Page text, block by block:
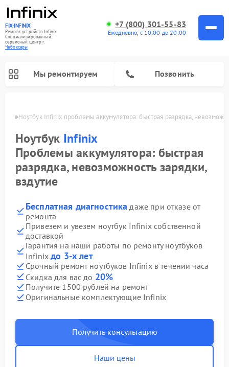
FIX-INFINIX
Ремонт устройств Infinix
Специализированный
cервисный центр г.
Чебоксары
+7 (800) 301-55-83
Ежедневно, с 10:00 до 20:00
Мы ремонтируем Позвонить
Ноутбук Infinix проблемы аккумулятора: быстрая разрядка,
Ноутбук Infinix
Проблемы аккумулятора: быстрая
разрядка, невозможность зарядки,
вздутие
Бесплатная диагностика даже при отказе от
ремонта
Привезем и увезем ноутбук Infinix собственной
доставкой
Гарантия на наши работы по ремонту ноутбуков
Infinixдо 3-х лет
Срочный ремонт ноутбуков Infinix в течении часа
Скидка для вас до 20%
Получите 1500 рублей на ремонт
Оригинальные комплектующие Infinix
Получить консультацию
Наши цены